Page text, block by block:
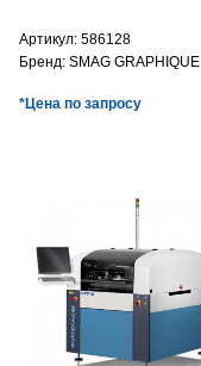
Артикул: 586128
Бренд: SMAG GRAPHIQUE
*Цена по запросу